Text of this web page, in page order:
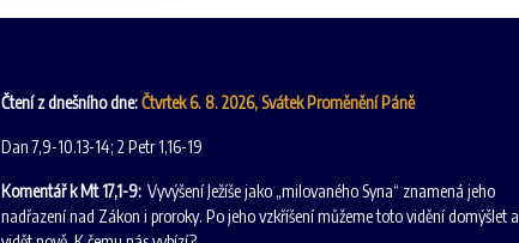
Čtení z dnešního dne:Čtvrtek 6. 8. 2026, Svátek Proměnění Páně
Dan 7,9-10.13-14; 2 Petr 1,16-19
Komentář k Mt 17,1-9: Vyvýšení Ježíše jako „milovaného Syna“ znamená jeho
nadřazení nad Zákon i proroky. Po jeho vzkříšení můžeme toto vidění domýšlet a